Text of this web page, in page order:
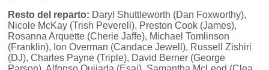
Resto del reparto: Daryl Shuttleworth (Dan Foxworthy),
Nicole McKay (Trish Peverell), Preston Cook (James),
Rosanna Arquette (Cherie Jaffe), Michael Tomlinson
(Franklin), Ion Overman (Candace Jewell), Russell Zishiri
(DJ), Charles Payne (Triple), David Berner (George